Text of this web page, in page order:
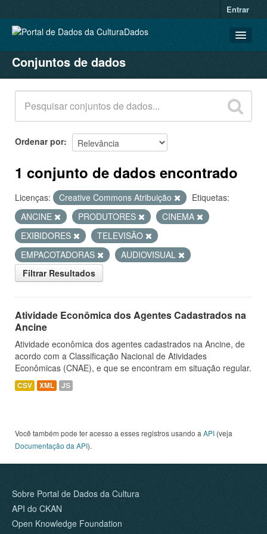
Entrar
CONJUNTOS DE DADOS
ORGANIZAÇÕES
GRUPOS
SOBRE
Conjuntos de dados
Ordenar por
1 conjunto de dados encontrado
Licenças: Creative Commons Atribuição
Etiquetas:
ANCINE
PRODUTORES
CINEMA
EXIBIDORES
TELEVISÃO
EMPACOTADORAS
AUDIOVISUAL
Filtrar Resultados
Atividade Econômica dos Agentes Cadastrados na
Ancine
Atividade econômica dos agentes cadastrados na Ancine, de
acordo com a Classificação Nacional de Atividades
Econômicas (CNAE), e que se encontram em situação regular.
CSV XML JS
Você também pode ter acesso a esses registros usando a API (veja
Documentação da API).
Sobre Portal de Dados da Cultura
API do CKAN
Open Knowledge Foundation